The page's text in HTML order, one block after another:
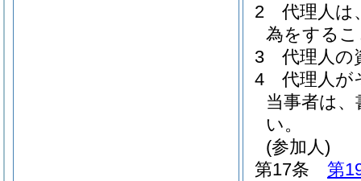
2
代理人は
為をする
3
代理人の
4
代理人が
当事者は
い。
(参加人)
第17条
第